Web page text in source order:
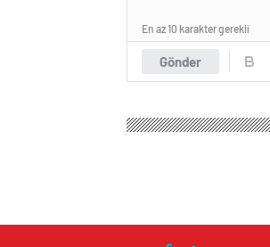
Gönder
En az 10 karakter gerekli